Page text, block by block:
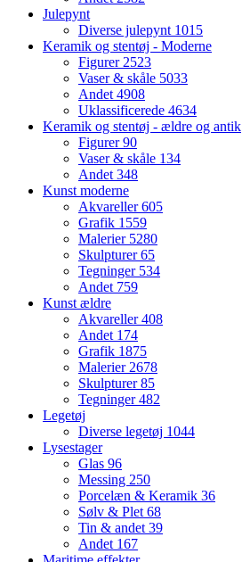
Julepynt
Diverse julepynt 1015
Keramik og stentøj - Moderne
Figurer2523
Vaser & skåle 5033
Andet4908
Uklassificerede 4634
Keramik og stentøj - ældre og antik
Figurer90
Vaser & skåle 134
Andet348
Kunst moderne
Akvareller605
Grafik 1559
Malerier 5280
Skulpturer65
Tegninger 534
Andet 759
Kunst ældre
Akvareller408
Andet 174
Grafik 1875
Malerier2678
Skulpturer85
Tegninger482
Legetøj
Diverse legetøj 1044
Lysestager
Glas 96
Messing 250
Porcelæn & Keramik 36
Sølv & Plet68
Tin & andet39
Andet 167